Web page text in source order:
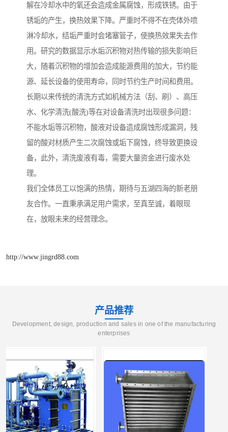
解在冷却水中的氧还会造成金属腐蚀，形成铁锈。由于
锈垢的产生，换热效果下降。严重时不得不在壳体外喷
淋冷却水，结垢严重时会堵塞管子，使换热效果失去作
用。研究的数据显示水垢沉积物对热传输的损失影响巨
大，随着沉积物的增加会造成能源费用的加大，节约能
源、延长设备的使用寿命，同时节约生产时间和费用。
长期以来传统的清洗方式如机械方法（刮、刷）、高压
水、化学清洗(酸洗)等在对设备清洗时出现很多问题：
不能水垢等沉积物，酸液对设备造成腐蚀形成漏洞，残
留的酸对材质产生二次腐蚀或垢下腐蚀，终导致更换设
备，此外，清洗废液有毒，需要大量资金进行废水处
理。
我们全体员工以饱满的热情，期待与五湖四海的新老朋
友合作。一直秉承满足用户需求，至真至诚，着眼现
在，放眼未来的经营理念。
http://www.jingrd88.com
产品推荐
Development, design, production and sales in one of the manufacturing
enterprises